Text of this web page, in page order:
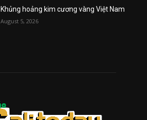
Khủng hoảng kim cương vàng Việt Nam
August 5, 2026